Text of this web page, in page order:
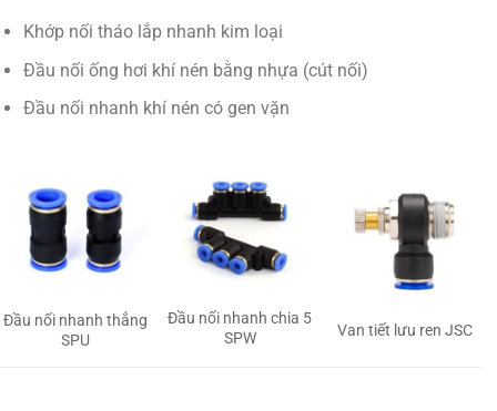
Khớp nối tháo lắp nhanh kim loại
Đầu nối ống hơi khí nén bằng nhựa (cút nối)
Đầu nối nhanh khí nén có gen vặn
Đầu nối nhanh thẳng
SPU
Đầu nối nhanh chia 5
SPW
Van tiết lưu ren JSC